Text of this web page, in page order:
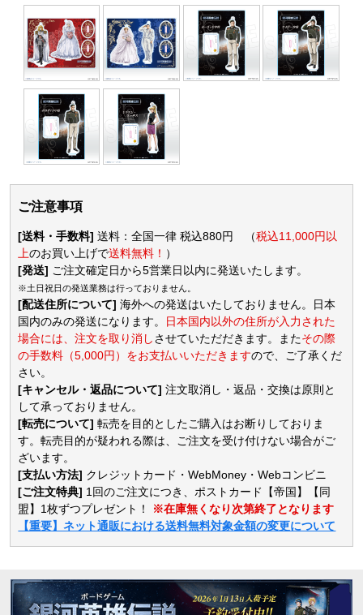
ご注意事項
[送料・手数料] 送料：全国一律 税込880円 （税込11,000円以
上のお買い上げで送料無料！ ）
[発送] ご注文確定日から5営業日以内に発送いたします。
※土日祝日の発送業務は行っておりません。
[配送住所について] 海外への発送はいたしておりません。日本
国内のみの発送になります。 日本国内以外の住所が入力された
場合には、注文を取り消しさせていただだきます。またその際
の手数料（5,000円）をお支払いいただきますので、ご了承くだ
さい。
[キャンセル・返品について] 注文取消し・返品・交換は原則と
して承っておりません。
[転売について] 転売を目的としたご購入はお断りしておりま
す。転売目的が疑われる際は、ご注文を受け付けない場合がご
ざいます。
[支払い方法] クレジットカード・WebMoney・Webコンビニ
[ご注文特典] 1回のご注文につき、ポストカード【帝国】【同
盟】1枚ずつプレゼント！ ※在庫無くなり次第終了となります
【重要】ネット通販における送料無料対象金額の変更について